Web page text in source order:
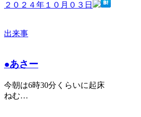
２０２４年１０月０３日
出来事
●あさー
今朝は6時30分くらいに起床
ねむ…